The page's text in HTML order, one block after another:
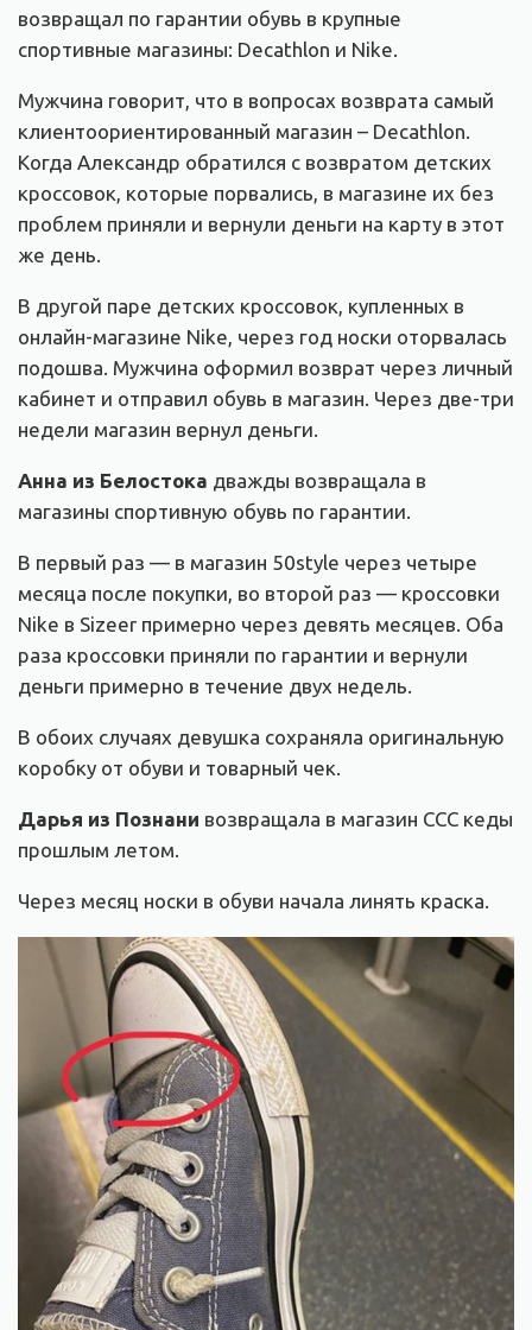
возвращал по гарантии обувь в крупные
спортивные магазины: Decathlon и Nike.
Мужчина говорит, что в вопросах возврата самый
клиентоориентированный магазин – Decathlon.
Когда Александр обратился с возвратом детских
кроссовок, которые порвались, в магазине их без
проблем приняли и вернули деньги на карту в этот
же день.
В другой паре детских кроссовок, купленных в
онлайн-магазине Nike, через год носки оторвалась
подошва. Мужчина оформил возврат через личный
кабинет и отправил обувь в магазин. Через две-три
недели магазин вернул деньги.
Анна из Белостока дважды возвращала в
магазины спортивную обувь по гарантии.
В первый раз — в магазин 50style через четыре
месяца после покупки, во второй раз — кроссовки
Nike в Sizeer примерно через девять месяцев. Оба
раза кроссовки приняли по гарантии и вернули
деньги примерно в течение двух недель.
В обоих случаях девушка сохраняла оригинальную
коробку от обуви и товарный чек.
Дарья из Познани возвращала в магазин ССС кеды
прошлым летом.
Через месяц носки в обуви начала линять краска.